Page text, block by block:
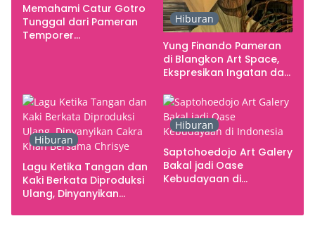
Memahami Catur Gotro
Tunggal dari Pameran
Temporer
Hiburan
Yung Finando Pameran
di Blangkon Art Space,
Ekspresikan Ingatan dan
Hiburan
Lagu Ketika Tangan dan
Kaki Berkata Diproduksi
Ulang, Dinyanyikan
Chrisye
Hiburan
Saptohoedojo Art Galery
Bakal jadi Oase
Kebudayaan di